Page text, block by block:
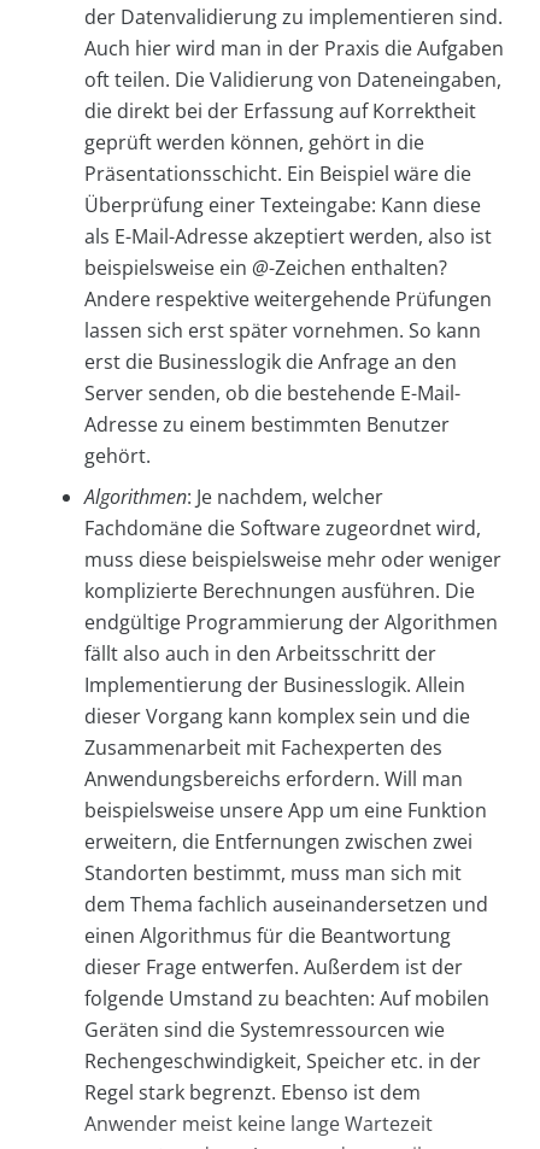
der Datenvalidierung zu implementieren sind.
Auch hier wird man in der Praxis die Aufgaben
oft teilen. Die Validierung von Dateneingaben,
die direkt bei der Erfassung auf Korrektheit
geprüft werden können, gehört in die
Präsentationsschicht. Ein Beispiel wäre die
Überprüfung einer Texteingabe: Kann diese
als E-Mail-Adresse akzeptiert werden, also ist
beispielsweise ein @-Zeichen enthalten?
Andere respektive weitergehende Prüfungen
lassen sich erst später vornehmen. So kann
erst die Businesslogik die Anfrage an den
Server senden, ob die bestehende E-Mail-
Adresse zu einem bestimmten Benutzer
gehört.
Algorithmen: Je nachdem, welcher
Fachdomäne die Software zugeordnet wird,
muss diese beispielsweise mehr oder weniger
komplizierte Berechnungen ausführen. Die
endgültige Programmierung der Algorithmen
fällt also auch in den Arbeitsschritt der
Implementierung der Businesslogik. Allein
dieser Vorgang kann komplex sein und die
Zusammenarbeit mit Fachexperten des
Anwendungsbereichs erfordern. Will man
beispielsweise unsere App um eine Funktion
erweitern, die Entfernungen zwischen zwei
Standorten bestimmt, muss man sich mit
dem Thema fachlich auseinandersetzen und
einen Algorithmus für die Beantwortung
dieser Frage entwerfen. Außerdem ist der
folgende Umstand zu beachten: Auf mobilen
Geräten sind die Systemressourcen wie
Rechengeschwindigkeit, Speicher etc. in der
Regel stark begrenzt. Ebenso ist dem
Anwender meist keine lange Wartezeit